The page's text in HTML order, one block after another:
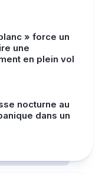
» force un
une
en plein vol
nocturne au
dans un